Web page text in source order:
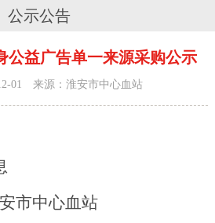
公示公告
公益广告单一来源采购公示
01 来源：淮安市中心血站
市中心血站